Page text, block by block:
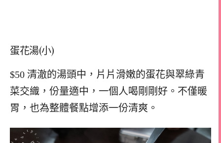
蛋花湯(小)
$50 清澈的湯頭中，片片滑嫩的蛋花與翠綠青
菜交織，份量適中，一個人喝剛剛好。不僅暖
胃，也為整體餐點增添一份清爽。